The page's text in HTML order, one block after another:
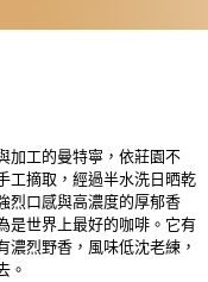
加工的曼特寧，依莊園不
工摘取，經過半水洗日晒乾
烈口感與高濃度的厚郁香
是世界上最好的咖啡。它有
濃烈野香，風味低沈老練，
。